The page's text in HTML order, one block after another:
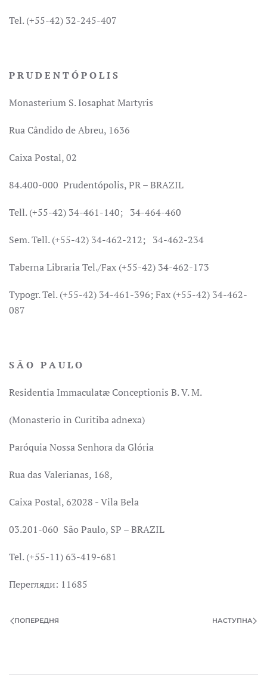
Tel. (+55-42) 32-245-407
P R U D E N T Ó P O L I S
Monasterium S. Iosaphat Martyris
Rua Cândido de Abreu, 1636
Caixa Postal, 02
84.400-000 Prudentópolis, PR – BRAZIL
Tell. (+55-42) 34-461-140; 34-464-460
Sem. Tell. (+55-42) 34-462-212; 34-462-234
Taberna Libraria Tel./Fax (+55-42) 34-462-173
Typogr. Tel. (+55-42) 34-461-396; Fax (+55-42) 34-462-
087
S Ã O P A U L O
Residentia Immaculatæ Conceptionis B. V. M.
(Monasterio in Curitiba adnexa)
Paróquia Nossa Senhora da Glória
Rua das Valerianas, 168,
Caixa Postal, 62028 - Vila Bela
03.201-060 São Paulo, SP – BRAZIL
Tel. (+55-11) 63-419-681
Перегляди: 11685
ПОПЕРЕДНЯ НАСТУПНА